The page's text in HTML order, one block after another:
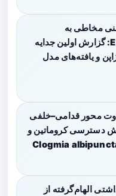
مخاطی به
Entamoeba dispar: گزارش اولین جدایه
و یافته‌های مدل
محور قدامی–خلفی
دسترسی کروماتین و
الهام‌گرفته از